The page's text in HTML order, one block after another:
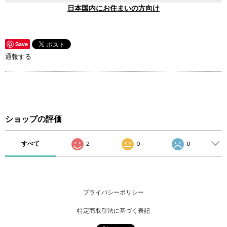
日本国内にお住まいの方向け
Save
通報する
ショップの評価
すべて 2 0 0
プライバシーポリシー
特定商取引法に基づく表記